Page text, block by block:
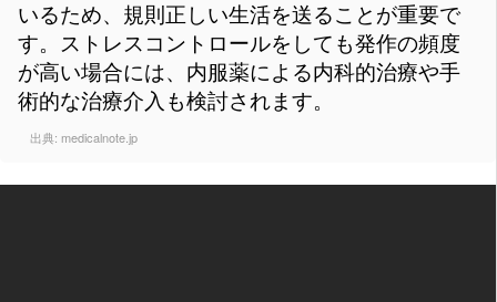
いるため、規則正しい生活を送ることが重要で
す。ストレスコントロールをしても発作の頻度
が高い場合には、内服薬による内科的治療や手
術的な治療介入も検討されます。
出典: medicalnote.jp